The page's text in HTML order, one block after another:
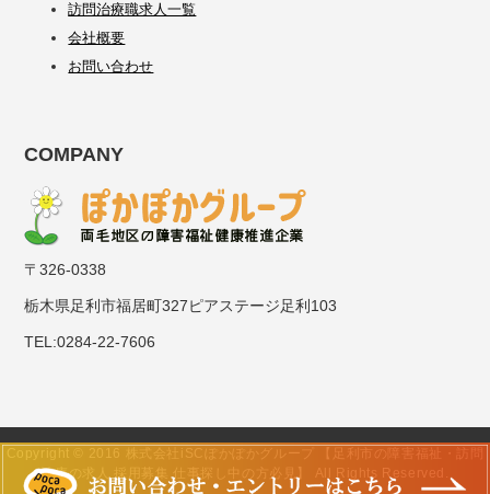
訪問治療職求人一覧
会社概要
お問い合わせ
COMPANY
〒326-0338
栃木県足利市福居町327ピアステージ足利103
TEL:0284-22-7606
Copyright © 2016 株式会社iSCぽかぽかグループ 【足利市の障害福祉・訪問
治療の求人 採用募集 仕事探し中の方必見】 All Rights Reserved.